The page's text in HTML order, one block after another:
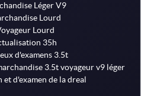
Léger V9
Lourd
Lourd
35h
d'examens 3.5t
3.5t voyageur v9 léger
d'examen de la dreal